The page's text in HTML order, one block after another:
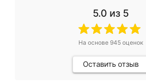
5.0 из 5
На основе 945оценок
Оставить отзыв